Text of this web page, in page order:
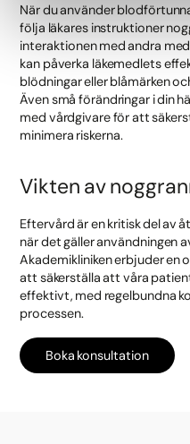
När du använder
följa läkares instruktioner
interaktionen med andra
kan påverka läkemedlets
blödningar eller blåmärken
Även små förändringar i din
med vårdgivare för att
minimera riskerna.
Vikten av
Eftervård är en kritisk del av
när det gäller användningen
Akademikliniken erbjuder
att säkerställa att våra
effektivt, med regelbundna
processen.
Boka konsultation